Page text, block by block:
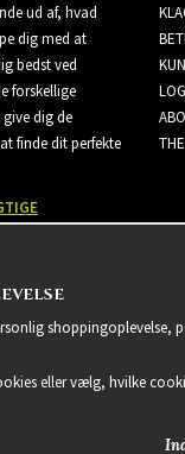
ud af, hvad
dig med at
bedst ved
forskellige
dig de
finde dit perfekte
shoppingoplevelse,
eller vælg, hvilke